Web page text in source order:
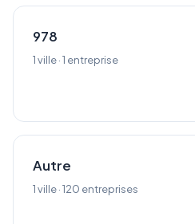
978
1 ville · 1 entreprise
Autre
1 ville · 120 entreprises